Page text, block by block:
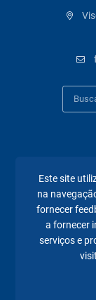
Este site
na
fornecer
a fornecer
serviços e